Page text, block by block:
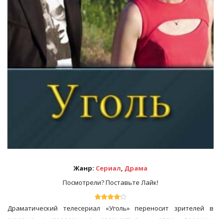
Жанр: Сериал, Драма
Посмотрели? Поставьте Лайк!
Драматический телесериал «Уголь» переносит зрителей в